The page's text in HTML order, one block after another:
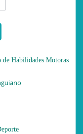
cursos
Habilidades Motoras